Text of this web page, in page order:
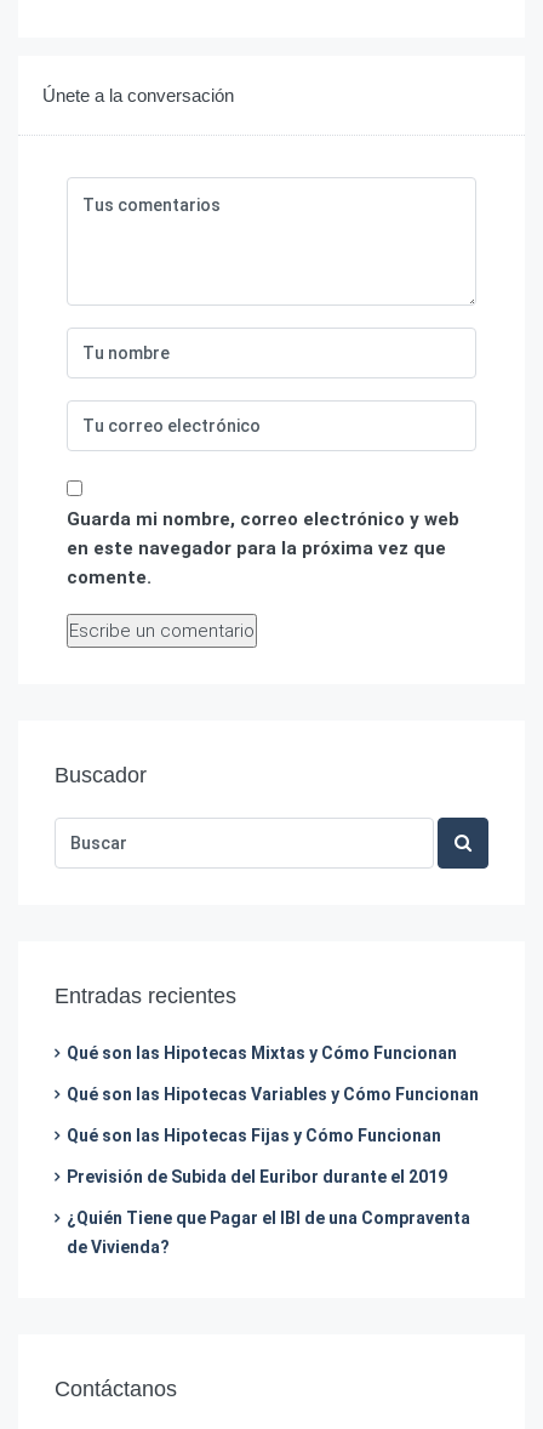
Únete a la conversación
Guarda mi nombre, correo electrónico y web
en este navegador para la próxima vez que
comente.
Buscador
Entradas recientes
Qué son las Hipotecas Mixtas y Cómo Funcionan
Qué son las Hipotecas Variables y Cómo Funcionan
Qué son las Hipotecas Fijas y Cómo Funcionan
Previsión de Subida del Euribor durante el 2019
¿Quién Tiene que Pagar el IBI de una Compraventa
de Vivienda?
Contáctanos